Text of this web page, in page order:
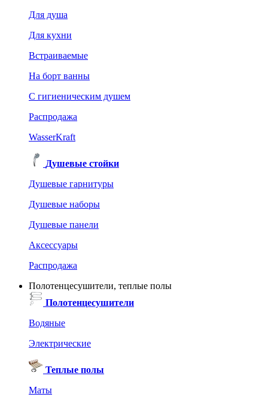
Для душа
Для кухни
Встраиваемые
На борт ванны
C гигиеническим душем
Распродажа
WasserKraft
Душевые стойки
Душевые гарнитуры
Душевые наборы
Душевые панели
Аксессуары
Распродажа
Полотенцесушители, теплые полы
Полотенцесушители
Водяные
Электрические
Теплые полы
Маты